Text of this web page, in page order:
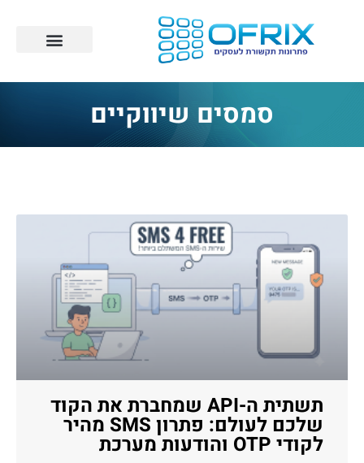
סמסים שיווקיים
תשתית ה-API שמחברת את הקוד
שלכם לעולם: פתרון SMS מהיר
לקודי OTP והודעות מערכת